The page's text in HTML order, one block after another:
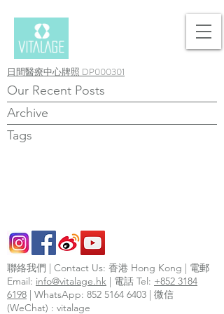
日間醫療中心牌照 DP000301
Our Recent Posts
Archive
Tags
聯絡我們 | Contact Us: 香港 Hong Kong | 電郵
Email: info@vitalage.hk | 電話 Tel: +852 3184
6198 | WhatsApp: 852 5164 6403 | 微信
(WeChat) : vitalage